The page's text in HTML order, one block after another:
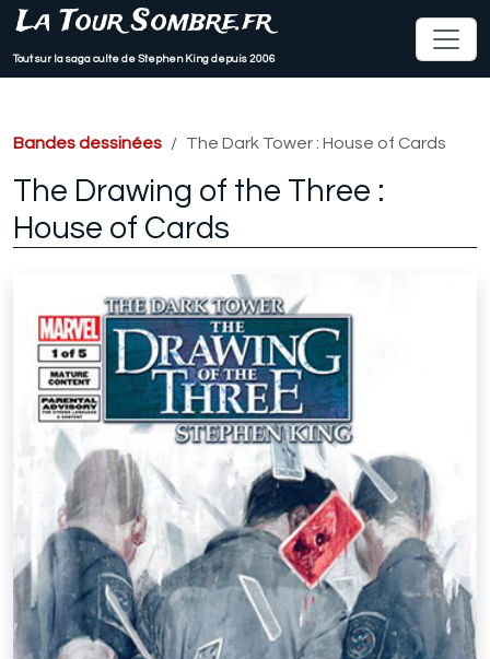
La Tour Sombre.fr
Tout sur la saga culte de Stephen King depuis 2006
Bandes dessinées The Dark Tower : House of Cards
The Drawing of the Three :
House of Cards